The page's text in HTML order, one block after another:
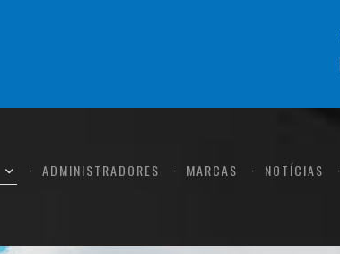
ADMINISTRADORES MARCAS NOTÍCIAS